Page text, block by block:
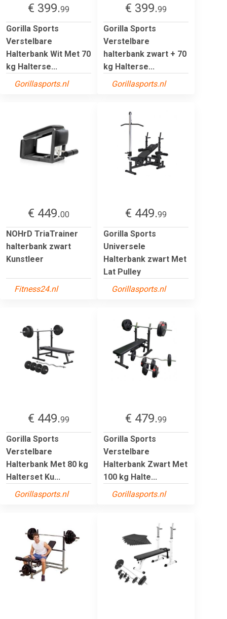
€ 399.99
Gorilla Sports
Verstelbare
Halterbank Wit Met 70
kg Halterse...
Gorillasports.nl
€ 399.99
Gorilla Sports
Verstelbare
halterbank zwart + 70
kg Halterse...
Gorillasports.nl
€ 449.00
NOHrD TriaTrainer
halterbank zwart
Kunstleer
Fitness24.nl
€ 449.99
Gorilla Sports
Universele
Halterbank zwart Met
Lat Pulley
Gorillasports.nl
€ 449.99
Gorilla Sports
Verstelbare
Halterbank Met 80 kg
Halterset Ku...
Gorillasports.nl
€ 479.99
Gorilla Sports
Verstelbare
Halterbank Zwart Met
100 kg Halte...
Gorillasports.nl